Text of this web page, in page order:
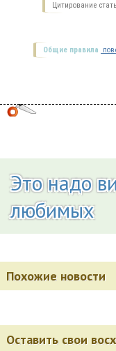
Цитирование
Общие правила
Это надо
любимых
Похожие новости
Оставить свои